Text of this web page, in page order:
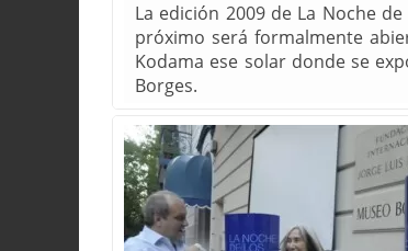
La edición 2009 de La Noche
próximo será formalmente
Kodama ese solar donde se
Borges.